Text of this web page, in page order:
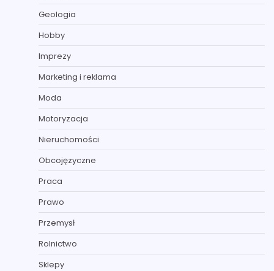
Geologia
Hobby
Imprezy
Marketing i reklama
Moda
Motoryzacja
Nieruchomości
Obcojęzyczne
Praca
Prawo
Przemysł
Rolnictwo
Sklepy